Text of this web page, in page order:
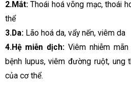
2.Mắt: Thoái hoá võng mạc, thoái
thể
3.Da: Lão hoá da, vẩy nến, viêm da
4.Hệ miễn dịch: Viêm nhiễm
bệnh lupus, viêm đường ruột, ung
của cơ thể.